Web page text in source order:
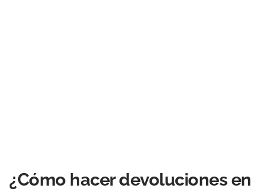
¿Cómo hacer devoluciones en